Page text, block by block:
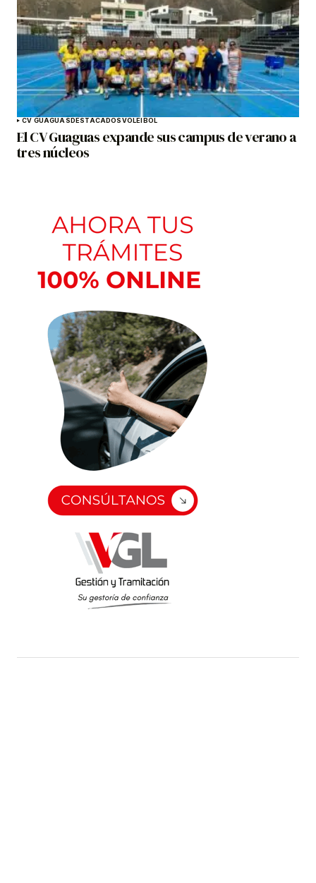
CV GUAGUASDESTACADOSVOLEIBOL
El CV Guaguas expande sus campus de verano a
tres núcleos